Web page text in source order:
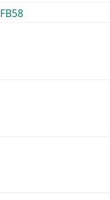
FB58